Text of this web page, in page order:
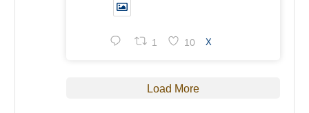
1 10 X
Load More